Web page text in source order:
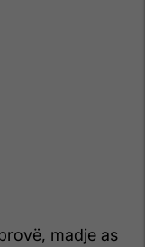
madje as